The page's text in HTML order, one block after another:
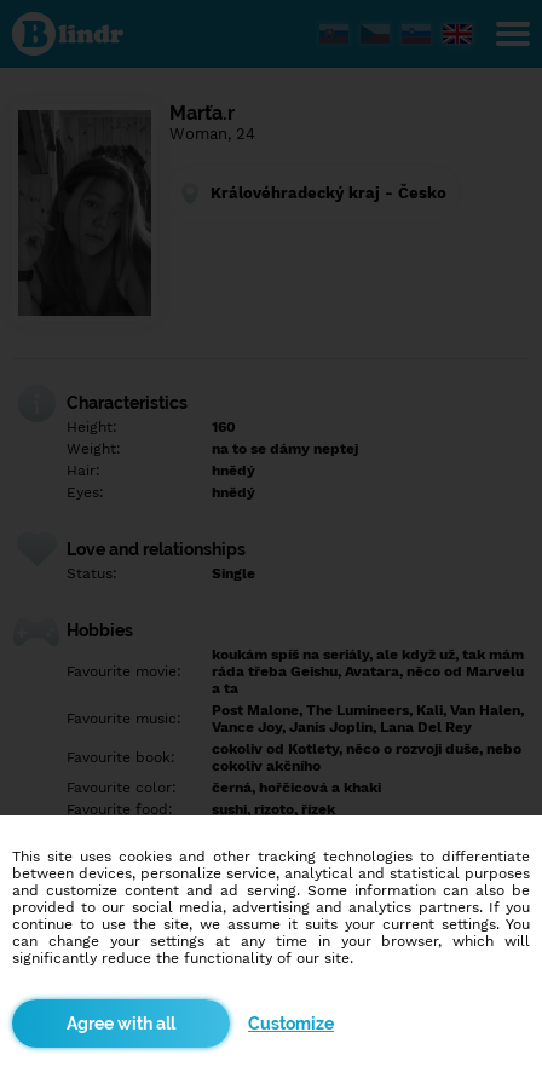
Find out
what's
under
the
Social
Marťa.r
Woman, 24
Královéhradecký kraj - Česko
Characteristics
Height:
160
Weight:
na to se dámy neptej
Hair:
hnědý
Eyes:
hnědý
Love and relationships
Status: Single
Hobbies
Favourite movie:
koukám spíš na seriály, ale když už, tak mám
ráda třeba Geishu, Avatara, něco od Marvelu
a ta
Favourite music:
Post Malone, The Lumineers, Kali, Van Halen,
Vance Joy, Janis Joplin, Lana Del Rey
Favourite book:
cokoliv od Kotlety, něco o rozvoji duše, nebo
cokoliv akčního
Favourite color:
černá, hořčicová a khaki
Favourite food:
sushi, rizoto, řízek
nějakou skálu
Pet:
počítá se i dobytek jako domácí mazlíček?
Idol:
každej kdo v životě něčeho dosáhnul
Education/Employment
Profession:
Employee
Hobbies
This site uses cookies and other tracking technologies to differentiate
between devices, personalize service, analytical and statistical purposes
and customize content and ad serving. Some information can also be
provided to our social media, advertising and analytics partners. If you
continue to use the site, we assume it suits your current settings. You
can change your settings at any time in your browser, which will
significantly reduce the functionality of our site.
Customize